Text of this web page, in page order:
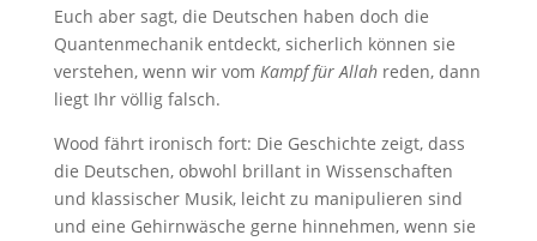
Euch aber sagt, die Deutschen haben doch die
Quantenmechanik entdeckt, sicherlich können sie
verstehen, wenn wir vom Kampf für Allahreden, dann
liegt Ihr völlig falsch.
Wood fährt ironisch fort: Die Geschichte zeigt, dass
die Deutschen, obwohl brillant in Wissenschaften
und klassischer Musik, leicht zu manipulieren sind
und eine Gehirnwäsche gerne hinnehmen, wenn sie